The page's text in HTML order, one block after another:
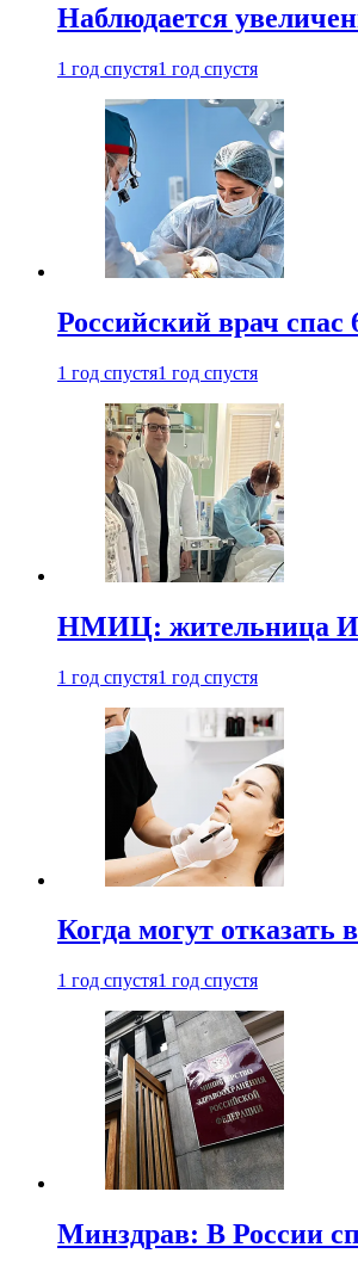
Наблюдается
1 год спустя1 год спустя
Российский врач спас
1 год спустя1 год спустя
НМИЦ: жительница
1 год спустя1 год спустя
Когда могут отказать
1 год спустя1 год спустя
Минздрав: В России